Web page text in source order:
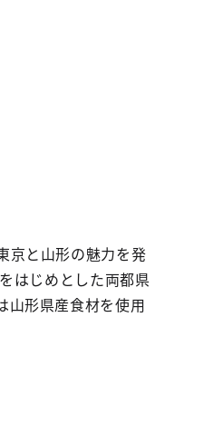
京と山形の魅力を発
はじめとした両都県
山形県産食材を使用